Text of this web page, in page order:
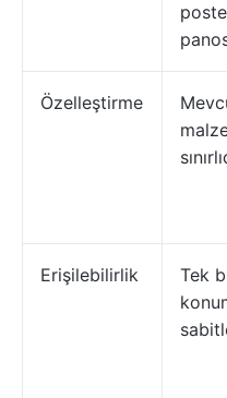
Özelleştirme
Erişilebilirlik
Tek